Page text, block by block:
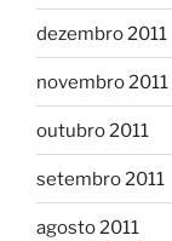
dezembro 2011
novembro 2011
outubro 2011
setembro 2011
agosto 2011